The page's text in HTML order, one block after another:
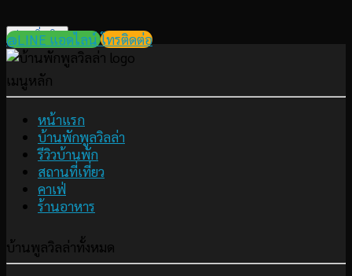
อ่านเพิ่มเติม
@LINE แอดไลน์ โทรติดต่อ
เมนูหลัก
หน้าแรก
บ้านพักพูลวิลล่า
รีวิวบ้านพัก
สถานที่เที่ยว
คาเฟ่
ร้านอาหาร
บ้านพูลวิลล่าทั้งหมด